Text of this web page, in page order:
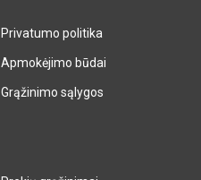
Privatumo politika
Apmokėjimo būdai
Grąžinimo sąlygos